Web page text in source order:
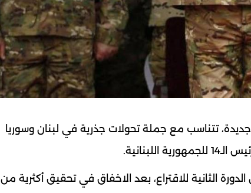
تتناسب مع جملة تحولات جذرية في لبنان وسوريا
الثانية للاقتراع، بعد الاخفاق في تحقيق أكثرية من